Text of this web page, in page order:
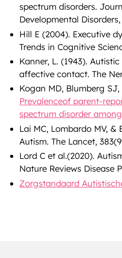
spectrum disorders.
Developmental
Hill E (2004). Executive
Trends in Cognitive
Kanner, L. (1943).
affective contact. The
Kogan MD, Blumberg
Prevalenceof parent-
spectrum disorder
Lai MC, Lombardo MV, &
Autism. The Lancet,
Lord C et al.(2020).
Nature Reviews Disease
Zorgstandaard